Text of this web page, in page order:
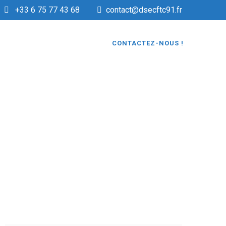
+33 6 75 77 43 68 contact@dsecftc91.fr
CONTACTEZ-NOUS !